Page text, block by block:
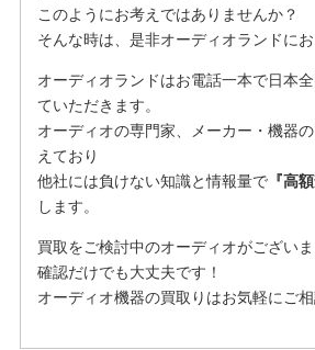
このようにお考えではありませんか？
そんな時は、是非オーディオランドにお
オーディオランドはお電話一本で日本
ていただきます。
オーディオの専門家、メーカー・機器
えており
他社には負けない知識と情報量で『高額
します。
買取をご検討中のオーディオがござい
確認だけでも大丈夫です！
オーディオ機器の買取りはお気軽にご